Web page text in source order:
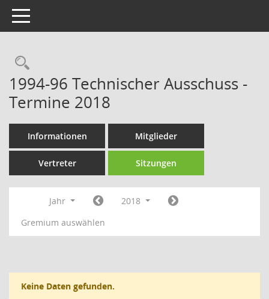
Toggle navigation
Rechercheauswahl
1994-96 Technischer Ausschuss -
Termine 2018
Informationen Mitglieder
Vertreter Sitzungen
Jahr
2018
Gremium auswählen
Keine Daten gefunden.